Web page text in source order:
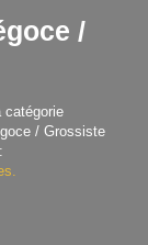
/
catégorie
/ Grossiste